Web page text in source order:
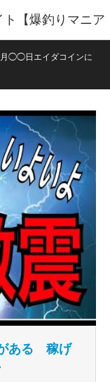
【爆釣りマニア
◯◯日エイダコインに
ある 稼げ